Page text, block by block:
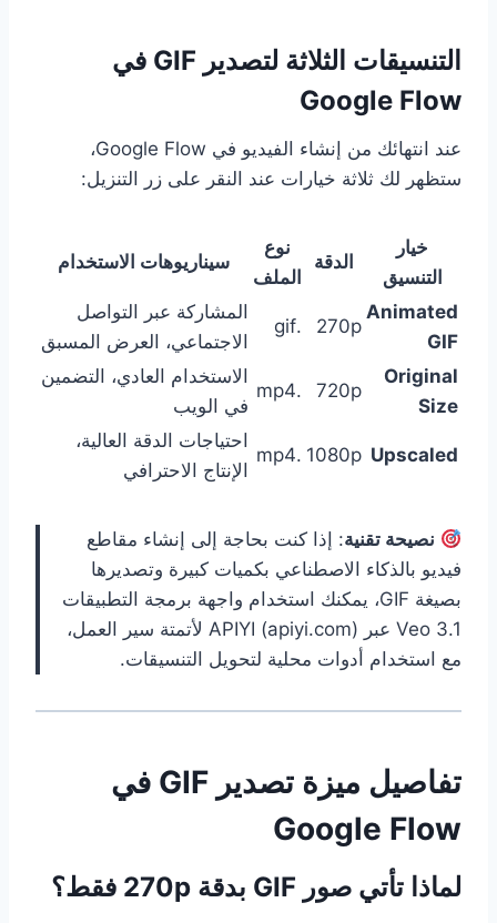
التنسيقات الثلاثة لتصدير GIF في
Google Flow
عند انتهائك من إنشاء الفيديو في Google Flow،
ستظهر لك ثلاثة خيارات عند النقر على زر التنزيل:
خيار
التنسيق
الدقة
نوع
الملف
سيناريوهات الاستخدام
Animated
GIF
270p
.gif
المشاركة عبر التواصل
الاجتماعي، العرض المسبق
Original
Size
720p
.mp4
الاستخدام العادي، التضمين
في الويب
Upscaled
1080p
.mp4
احتياجات الدقة العالية،
الإنتاج الاحترافي
نصيحة تقنية: إذا كنت بحاجة إلى إنشاء مقاطع
فيديو بالذكاء الاصطناعي بكميات كبيرة وتصديرها
بصيغة GIF، يمكنك استخدام واجهة برمجة التطبيقات
Veo 3.1 عبر APIYI (apiyi.com) لأتمتة سير العمل،
مع استخدام أدوات محلية لتحويل التنسيقات.
تفاصيل ميزة تصدير GIF في
Google Flow
لماذا تأتي صور GIF بدقة 270p فقط؟